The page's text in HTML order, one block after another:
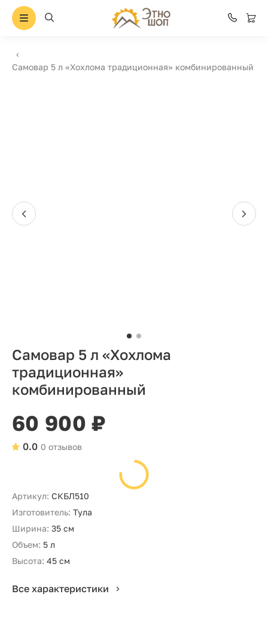
Самовар 5 л «Хохлома традиционная» комбинированный
Самовар 5 л «Хохлома
традиционная»
комбинированный
60 900 ₽
0 отзывов
0.0
Артикул: СКБЛ510
Изготовитель: Тула
Ширина: 35 см
Объем: 5 л
Высота: 45 см
Все характеристики